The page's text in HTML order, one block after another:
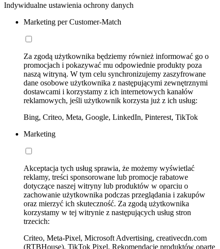
Indywidualne ustawienia ochrony danych
Marketing per Customer-Match
Za zgodą użytkownika będziemy również informować go o
promocjach i pokazywać mu odpowiednie produkty poza
naszą witryną. W tym celu synchronizujemy zaszyfrowane
dane osobowe użytkownika z następującymi zewnętrznymi
dostawcami i korzystamy z ich internetowych kanałów
reklamowych, jeśli użytkownik korzysta już z ich usług:
Bing, Criteo, Meta, Google, LinkedIn, Pinterest, TikTok
Marketing
Akceptacja tych usług sprawia, że możemy wyświetlać
reklamy, treści sponsorowane lub promocje rabatowe
dotyczące naszej witryny lub produktów w oparciu o
zachowanie użytkownika podczas przeglądania i zakupów
oraz mierzyć ich skuteczność. Za zgodą użytkownika
korzystamy w tej witrynie z następujących usług stron
trzecich:
Criteo, Meta-Pixel, Microsoft Advertising, creativecdn.com
(RTBHouse), TikTok Pixel, Rekomendacje produktów oparte